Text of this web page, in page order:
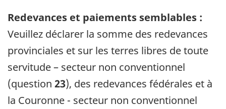
Redevances et paiements semblables :
Veuillez déclarer la somme des redevances
provinciales et sur les terres libres de toute
servitude – secteur non conventionnel
(question 23), des redevances fédérales et à
la Couronne - secteur non conventionnel